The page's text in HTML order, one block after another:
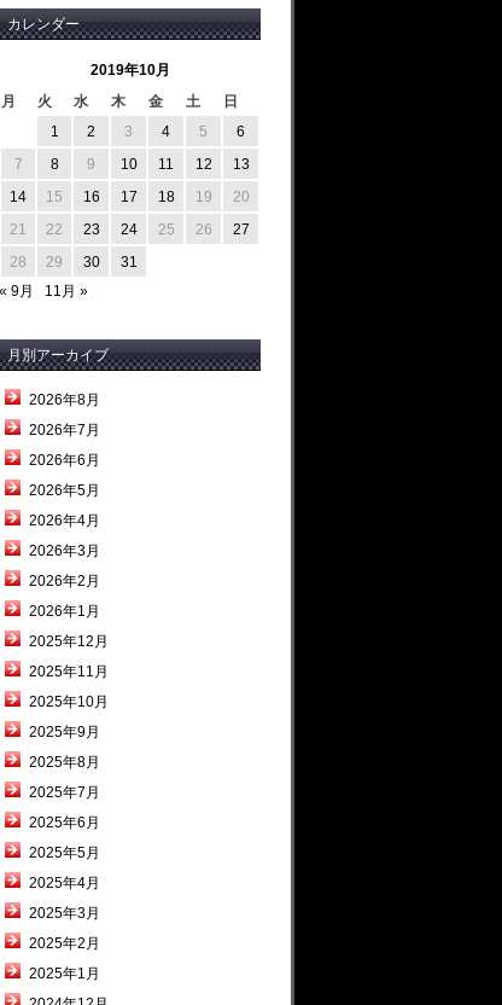
カレンダー
2019年10月
月
火 水 木 金 土
日
1
2 3 4 5
6
7
8 9 10 11 12
13
14
15 16 17 18 19
20
21
22 23 24 25 26
27
28
29 30
31
« 9月
11月 »
月別アーカイブ
2026年8月
2026年7月
2026年6月
2026年5月
2026年4月
2026年3月
2026年2月
2026年1月
2025年12月
2025年11月
2025年10月
2025年9月
2025年8月
2025年7月
2025年6月
2025年5月
2025年4月
2025年3月
2025年2月
2025年1月